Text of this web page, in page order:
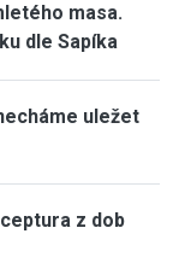
masa.
dle Sapíka
uležet
z dob